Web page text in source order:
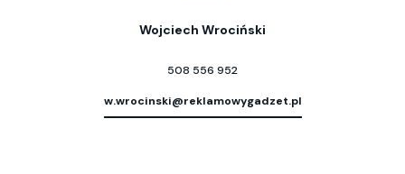
Wojciech Wrociński
508 556 952
w.wrocinski@reklamowygadzet.pl